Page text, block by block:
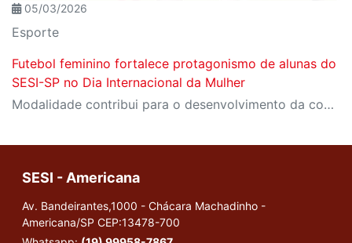
05/03/2026
Esporte
Futebol feminino fortalece protagonismo de alunas do
SESI-SP no Dia Internacional da Mulher
Modalidade contribui para o desenvolvimento da confiança, do trabalho em equipe e da autonomia de meninas nas unidades de Mauá e Americana
SESI - Americana
Av. Bandeirantes,1000 - Chácara Machadinho -
Americana/SP CEP:13478-700